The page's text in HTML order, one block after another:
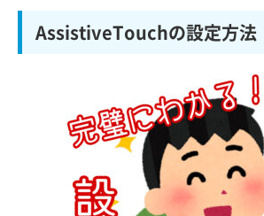
AssistiveTouchの設定方法